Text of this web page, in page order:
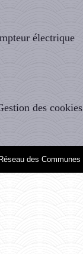
électrique
des cookies
des Communes